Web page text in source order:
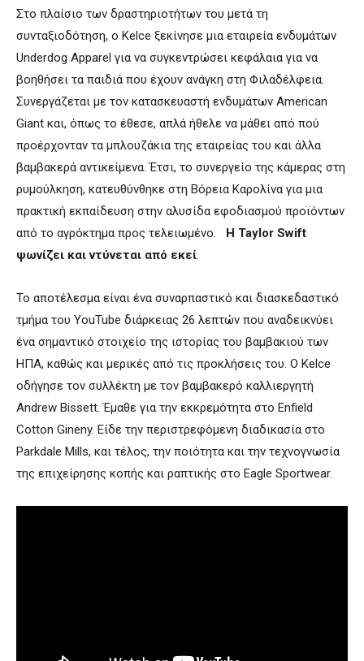
Στο πλαίσιο των δραστηριοτήτων του μετά τη
συνταξιοδότηση, ο Kelce ξεκίνησε μια εταιρεία ενδυμάτων
Underdog Apparel για να συγκεντρώσει κεφάλαια για να
βοηθήσει τα παιδιά που έχουν ανάγκη στη Φιλαδέλφεια.
Συνεργάζεται με τον κατασκευαστή ενδυμάτων American
Giant και, όπως το έθεσε, απλά ήθελε να μάθει από πού
προέρχονταν τα μπλουζάκια της εταιρείας του και άλλα
βαμβακερά αντικείμενα. Έτσι, το συνεργείο της κάμερας στη
ρυμούλκηση, κατευθύνθηκε στη Βόρεια Καρολίνα για μια
πρακτική εκπαίδευση στην αλυσίδα εφοδιασμού προϊόντων
από το αγρόκτημα προς τελειωμένο. H Taylor Swift
ψωνίζει και ντύνεται από εκεί.
Το αποτέλεσμα είναι ένα συναρπαστικό και διασκεδαστικό
τμήμα του YouTube διάρκειας 26 λεπτών που αναδεικνύει
ένα σημαντικό στοιχείο της ιστορίας του βαμβακιού των
ΗΠΑ, καθώς και μερικές από τις προκλήσεις του. Ο Kelce
οδήγησε τον συλλέκτη με τον βαμβακερό καλλιεργητή
Andrew Bissett. Έμαθε για την εκκρεμότητα στο Enfield
Cotton Gineny. Είδε την περιστρεφόμενη διαδικασία στο
Parkdale Mills, και τέλος, την ποιότητα και την τεχνογνωσία
της επιχείρησης κοπής και ραπτικής στο Eagle Sportwear.